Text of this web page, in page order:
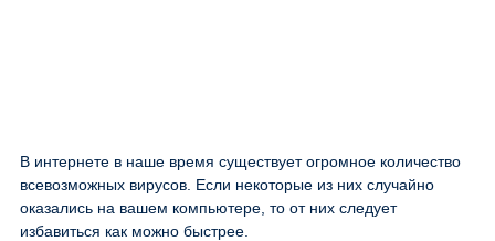
В интернете в наше время существует огромное количество
всевозможных вирусов. Если некоторые из них случайно
оказались на вашем компьютере, то от них следует
избавиться как можно быстрее.